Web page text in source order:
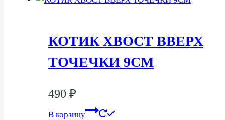
КОТИК ХВОСТ ВВЕРХ
ТОЧЕЧКИ 9СМ
490 ₽
В корзину